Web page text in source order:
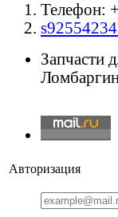
Телефон:
Запчасти
Авторизация